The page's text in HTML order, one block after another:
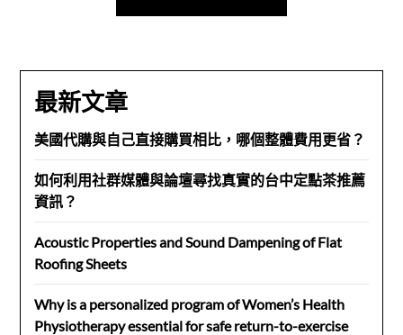
最新文章
美國代購與自己直接購買相比，哪個整體費用更省？
如何利用社群媒體與論壇尋找真實的台中定點茶推薦
資訊？
Acoustic Properties and Sound Dampening of Flat
Roofing Sheets
Why is a personalized program of Women’s Health
Physiotherapy essential for safe return-to-exercise